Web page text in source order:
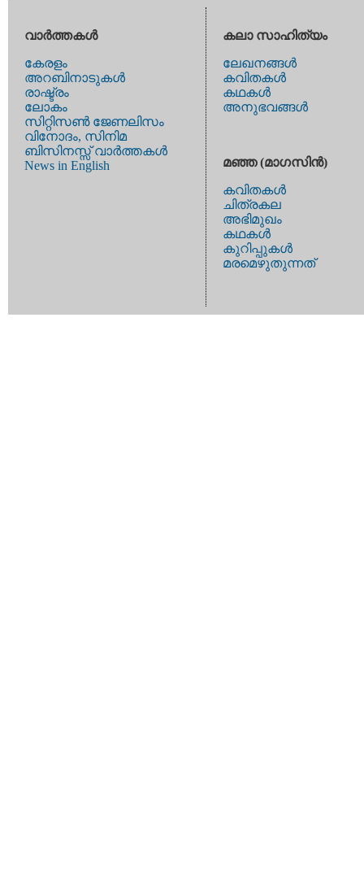
വാര്‍ത്തകള്‍
കേരളം
അറബിനാടുകള്‍
രാഷ്ട്രം
ലോകം
സിറ്റിസണ്‍ ജേണലിസം
വിനോദം, സിനിമ
ബിസിനസ്സ് വാര്‍ത്തകള്‍
News in English
കലാ സാഹിത്യം
ലേഖനങ്ങള്‍
കവിതകള്‍
കഥകള്‍
അനുഭവങ്ങള്‍
മഞ്ഞ (മാഗസിന്‍)
കവിതകള്‍
ചിത്രകല
അഭിമുഖം
കഥകള്‍
കുറിപ്പുകള്‍
മരമെഴുതുന്നത്